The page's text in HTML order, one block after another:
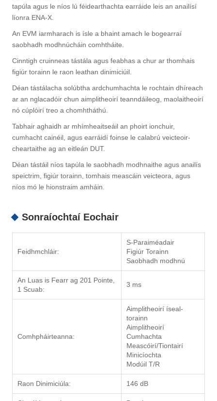
tapúla agus le níos lú féidearthachta earráide leis an anailísí
líonra ENA-X.
An EVM iarmharach is ísle a bhaint amach le bogearraí
saobhadh modhnúcháin comhtháite.
Cinntigh cruinneas tástála agus feabhas a chur ar thomhais
figiúr torainn le raon leathan dinimiciúil.
Déan tástálacha solúbtha ardchumhachta le rochtain dhíreach
ar an nglacadóir chun aimplitheoirí teanndáileog, maolaitheoirí
nó cúplóirí treo a chomhtháthú.
Tabhair aghaidh ar mhímheaitseáil an phoirt ionchuir,
cumhacht cainéil, agus earráidí foinse le calabrú veicteoir-
cheartaithe ag an eitleán DUT.
Déan tástáil níos tapúla le saobhadh modhnaithe agus anailís
speictrim, figiúr torainn, tomhais meascáin veicteora, agus
níos mó le hionstraim amháin.
Sonraíochtaí Eochair
Feidhmchláir:
S-Paraiméadair
Figiúr Torainn
Saobhadh modhnú
An Luas is Fearr ag 201 Pointe,
1 Scuab:
3 ms
Comhpháirteanna:
Aimplitheoirí íseal-
torainn
Aimplitheoirí
Cumhachta
Meascóirí/Tiontairí
Minicíochta
Modúil T/R
Raon Dinimiciúla: 146 dB